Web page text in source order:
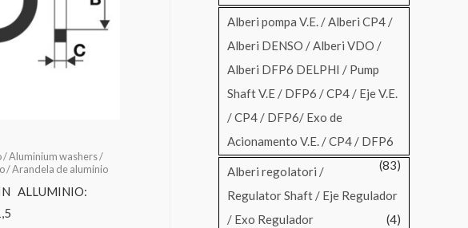
/ Aluminium washers /
/ Arandela de aluminio
ALLUMINIO:
Alberi pompa V.E. / Alberi CP4 /
Alberi DENSO / Alberi VDO /
Alberi DFP6 DELPHI / Pump
Shaft V.E / DFP6 / CP4 / Eje V.E.
/ CP4 / DFP6/ Exo de
Acionamento V.E. / CP4 / DFP6
(83)
Alberi regolatori /
Regulator Shaft / Eje Regulador
/ Exo Regulador
(4)